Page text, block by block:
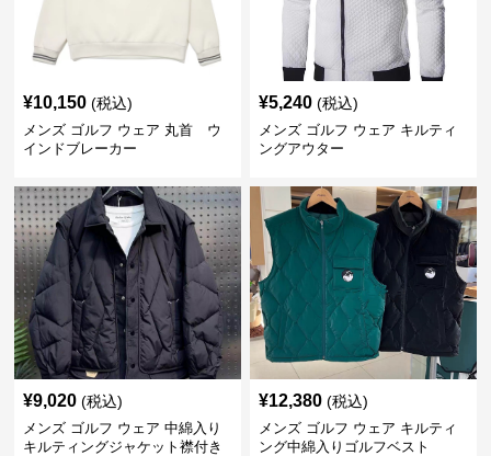
¥10,150 (税込)
メンズ ゴルフ ウェア 丸首 ウ
インドブレーカー
¥5,240 (税込)
メンズ ゴルフ ウェア キルティ
ングアウター
¥9,020 (税込)
メンズ ゴルフ ウェア 中綿入り
キルティングジャケット襟付き
¥12,380 (税込)
メンズ ゴルフ ウェア キルティ
ング中綿入りゴルフベスト